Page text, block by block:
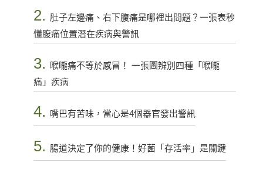
2. 肚子左邊痛、右下腹痛是哪裡出問題？一張表秒
懂腹痛位置潛在疾病與警訊
3.
喉嚨痛不等於感冒！ 一張圖辨別四種「喉嚨
痛」疾病
4. 嘴巴有苦味，當心是4個器官發出警訊
5. 腸道決定了你的健康！好菌「存活率」是關鍵